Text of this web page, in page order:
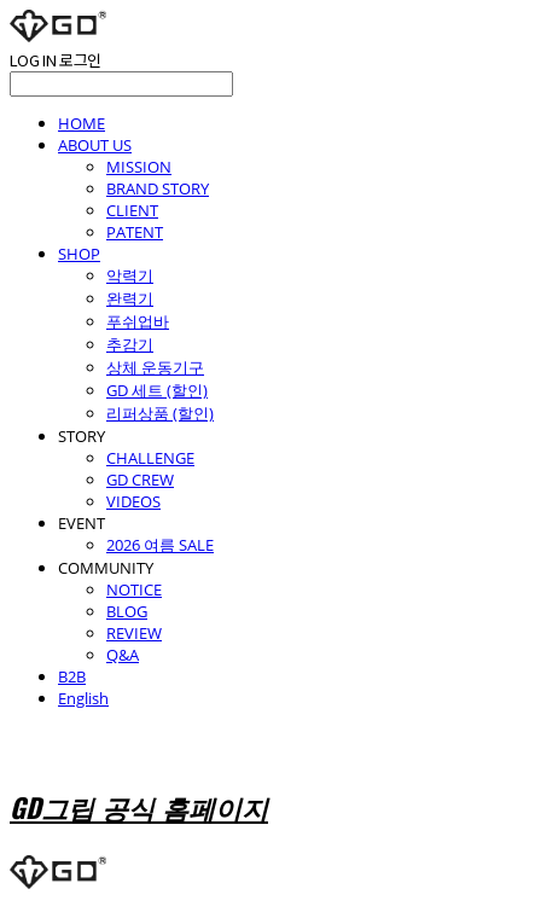
LOG IN로그인
HOME
ABOUT US
MISSION
BRAND STORY
CLIENT
PATENT
SHOP
악력기
완력기
푸쉬업바
추감기
상체 운동기구
GD 세트 (할인)
리퍼상품 (할인)
STORY
CHALLENGE
GD CREW
VIDEOS
EVENT
2026 여름 SALE
COMMUNITY
NOTICE
BLOG
REVIEW
Q&A
B2B
English
GD그립 공식 홈페이지